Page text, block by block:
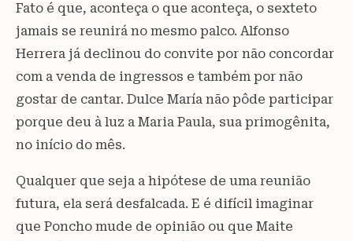
Fato é que, aconteça o que aconteça, o sexteto
jamais se reunirá no mesmo palco. Alfonso
Herrera já declinou do convite por não concordar
com a venda de ingressos e também por não
gostar de cantar. Dulce María não pôde participar
porque deu à luz a Maria Paula, sua primogênita,
no início do mês.
Qualquer que seja a hipótese de uma reunião
futura, ela será desfalcada. E é difícil imaginar
que Poncho mude de opinião ou que Maite